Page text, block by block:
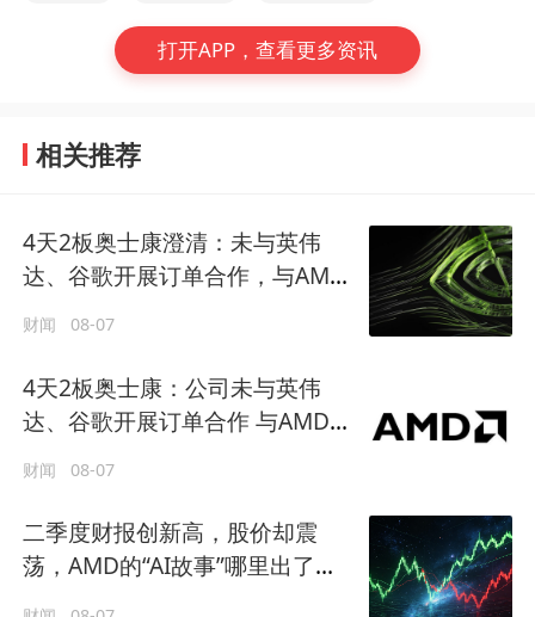
打开APP，查看更多资讯
相关推荐
4天2板奥士康澄清：未与英伟
达、谷歌开展订单合作，与AMD
财闻 08-07
4天2板奥士康：公司未与英伟
达、谷歌开展订单合作 与AMD的
财闻 08-07
二季度财报创新高，股价却震
荡，AMD的“AI故事”哪里出了问